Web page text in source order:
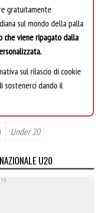
gratuitamente
sul mondo della palla
che viene ripagato dalla
sul rilascio di cookie
sostenerci dando il
Under 20
U20